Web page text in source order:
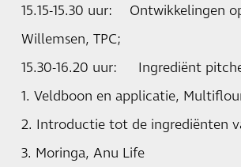
15.15-15.30 uur: Ontwikkelingen
Willemsen, TPC;
15.30-16.20 uur: Ingrediënt
1. Veldboon en applicatie,
2. Introductie tot de ingrediënten
3. Moringa, Anu Life